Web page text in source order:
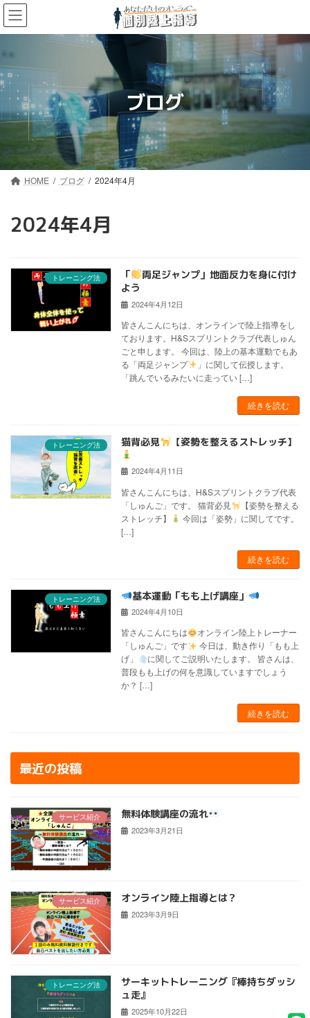
コ
ン
テ
ン
ツ
へ
ス
ッ
ナ
ビ
ゲ
ー
シ
ョ
ン
移
ブログ
HOME ブログ 2024年4月
2024年4月
トレーニング法 「
両足ジャンプ」地面反力を身に付け
よう
2024年4月12日
皆さんこんにちは、オンラインで陸上指導をし
ております。H&Sスプリントクラブ代表しゅん
ごと申します。 今回は、陸上の基本運動でもあ
る「両足ジャンプ
」に関して伝授します。
「跳んでいるみたいに走ってい […]
続きを読む
トレーニング法 猫背必見 【姿勢を整えるストレッチ】
2024年4月11日
皆さんこんにちは、H&Sスプリントクラブ代表
「しゅんご」です。 猫背必見
【姿勢を整える
ストレッチ】
今回は「姿勢」に関してです。
[…]
続きを読む
トレーニング法 基本運動「もも上げ講座」
2024年4月10日
皆さんこんにちは
オンライン陸上トレーナー
「しゅんご」です
今日は、動き作り「もも上
げ」
に関してご説明いたします。 皆さんは、
普段もも上げの何を意識していますでしょう
か？ […]
続きを読む
最近の投稿
サービス紹介 無料体験講座の流れ
2023年3月21日
サービス紹介 オンライン陸上指導とは？
2023年3月9日
トレーニング法
サーキットトレーニング『棒持ちダッシ
ュ走』
2025年10月22日